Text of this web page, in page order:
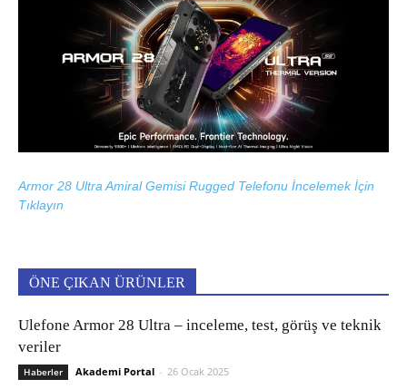
Armor 28 Ultra Amiral Gemisi Rugged Telefonu İncelemek İçin
Tıklayın
ÖNE ÇIKAN ÜRÜNLER
Ulefone Armor 28 Ultra – inceleme, test, görüş ve teknik
veriler
Haberler Akademi Portal - 26 Ocak 2025